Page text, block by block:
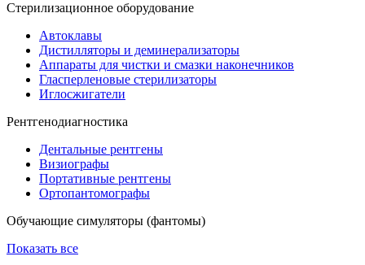
Стерилизационное оборудование
Автоклавы
Дистилляторы и деминерализаторы
Аппараты для чистки и смазки наконечников
Гласперленовые стерилизаторы
Иглосжигатели
Рентгенодиагностика
Дентальные рентгены
Визиографы
Портативные рентгены
Ортопантомографы
Обучающие симуляторы (фантомы)
Показать все